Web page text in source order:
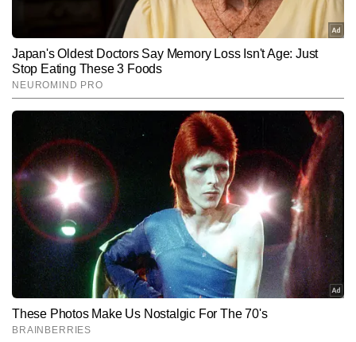
Hindi NewsCities
मोनू कुमार टाइम्स नाउ नवभारत की डिजिटल टीम में वायरल और ट्रेंडिंग डेस्क पर
काम कर रहे हैं। न्यूजरूम में 4 साल से अधिक का अनुभव रखने वाले मोनू वायरल
कंटेंट, ऑफबीट खबरों और सोशल मीडिया ट्रेंड्स को पहचानने में बेहद दक्ष हैं।
यूनीक एंगल तलाशने और कहानियों को आकर्षक अंदाज में प्रस्तुत करने की उनकी
क्षमता उन्हें डिजिटल कंटेंट स्पेस में अलग पहचान देती है। मोनू कुमार 4,000 से
अधिक स्टोरीज लिख चुके हैं, जिनमें कई वायरल रिपोर्ट्स, ट्रेंड-बेस्ड अपडेट्स और
सोशल मीडिया-फोकस्ड कंटेंट शामिल हैं।
और पढ़ें
Follow Us:
Subscribe to our daily Newsletter!